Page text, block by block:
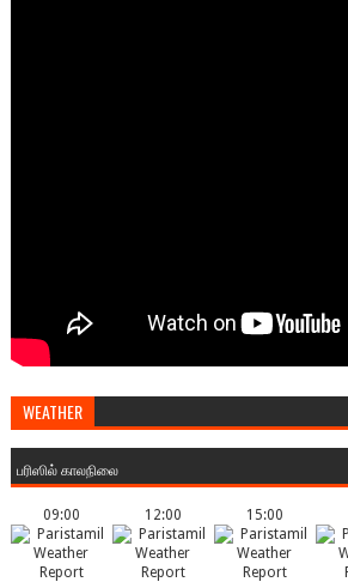
WEATHER
பரிஸில் காலநிலை
09:00 12:00 15:00